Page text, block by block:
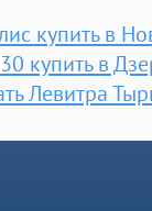
купить в
купить в
Левитра